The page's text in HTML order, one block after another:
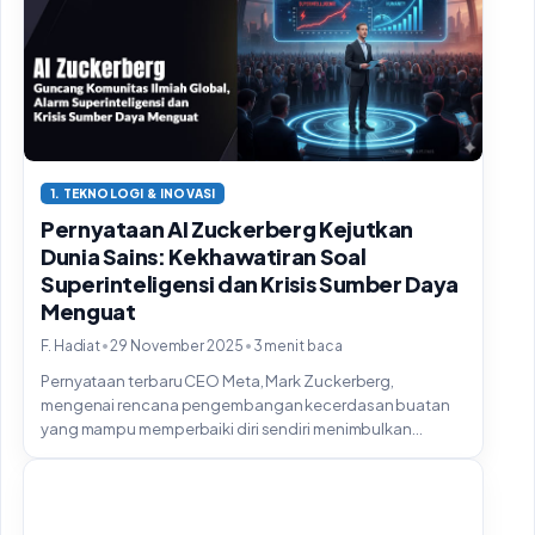
1. TEKNOLOGI & INOVASI
Pernyataan AI Zuckerberg Kejutkan
Dunia Sains: Kekhawatiran Soal
Superinteligensi dan Krisis Sumber Daya
Menguat
F. Hadiat•29 November 2025 • 3 menit baca
Pernyataan terbaru CEO Meta, Mark Zuckerberg,
mengenai rencana pengembangan kecerdasan buatan
yang mampu memperbaiki diri sendiri menimbulkan